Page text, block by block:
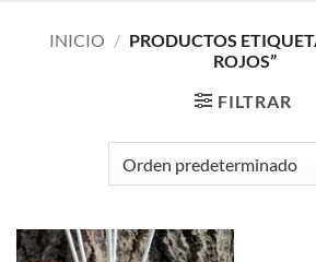
INICIO / PRODUCTOS
ROJOS”
FILTRAR